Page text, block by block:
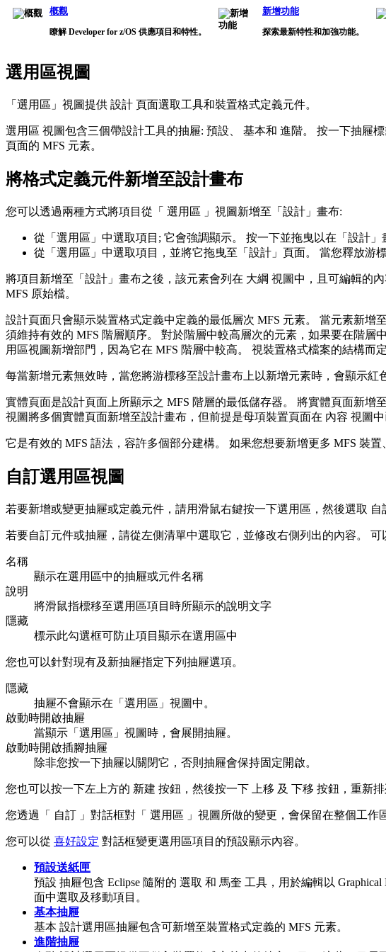
概觀
瞭解 Developer for z/OS 供應項目和特性。
新增功能
探索最新特性和加強功能。
選用區視圖
「選用區」視圖提供 設計 頁面選取工具和裝置格式定義元件。
選用區 視圖包含三個帶設計工具的抽屜: 預設 基本和 進階。 按一下抽屜
頁面的 MFS 元素。
將格式定義元件新增至設計畫布
您可以透過兩種方式將項目從「 選用區 」視圖新增至「設計」畫布:
從「選用區」中選取項目; 它會強調顯示。 按一下並拖曳以在「設計
從「選用區」中選取項目，並將它拖曳至「設計」頁面。 當您釋放游
將項目新增至「設計」畫布之後，該元素會列在 大綱 視圖中，且可編輯的
MFS 原始檔。
設計頁面只會顯示裝置格式定義中定義的最低層次 MFS 元素。 當元素新
須維持有效的 MFS 階層順序。 對於階層中較高層次的元素，如果要在階
用區視圖新增部門，因為它在 MFS 階層中較高。 視裝置格式檔案的結構而
每當新增元素無效時，當您將游標移至設計畫布上以新增元素時，會顯示紅
實體頁面是設計頁面上所顯示之 MFS 階層的最低儲存器。 將實體頁面新增
視圖將多個實體頁面新增至設計畫布，但前提是母項裝置頁面在 內容 視圖
它是有效的 MFS 語法，容許多個部分建構。 如果您想要新增更多 MFS 裝
自訂選用區視圖
若要新增或變更抽屜或定義元件，請用滑鼠右鍵按一下選用區，然後選取 自
若要自訂元件或抽屜，請從左側清單中選取它，並修改右側列出的內容。 可
名稱
顯示在選用區中的抽屜或元件名稱
說明
將滑鼠指標移至選用區項目時所顯示的說明文字
隱藏
標示此勾選框可防止項目顯示在選用區中
您也可以針對現有及新抽屜指定下列抽屜選項。
隱藏
抽屜不會顯示在「選用區」視圖中。
啟動時開啟抽屜
當顯示「選用區」視圖時，會展開抽屜。
啟動時開啟插腳抽屜
除非您按一下抽屜以關閉它，否則抽屜會保持固定開啟。
您也可以按一下左上方的 新建 按鈕，然後按一下 上移 及 下移 按鈕，重新
您透過「 自訂 」對話框對「 選用區 」視圖所做的變更，會保留在整個工作
您可以從 喜好設定 對話框變更選用區項目的預設顯示內容。
預設送紙匣
預設 抽屜包含 Eclipse 隨附的 選取 和 馬奎 工具，用於編輯以
面中選取及移動項目。
基本抽屜
基本 設計選用區抽屜包含可新增至裝置格式定義的 MFS 元素。
進階抽屜